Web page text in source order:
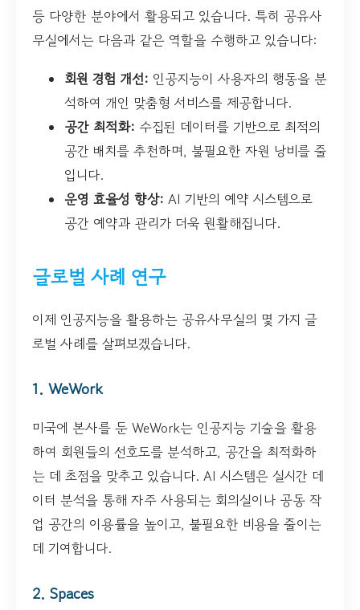
등 다양한 분야에서 활용되고 있습니다. 특히 공유사
무실에서는 다음과 같은 역할을 수행하고 있습니다:
회원 경험 개선: 인공지능이 사용자의 행동을 분
석하여 개인 맞춤형 서비스를 제공합니다.
공간 최적화: 수집된 데이터를 기반으로 최적의
공간 배치를 추천하며, 불필요한 자원 낭비를 줄
입니다.
운영 효율성 향상: AI 기반의 예약 시스템으로
공간 예약과 관리가 더욱 원활해집니다.
글로벌 사례 연구
이제 인공지능을 활용하는 공유사무실의 몇 가지 글
로벌 사례를 살펴보겠습니다.
1. WeWork
미국에 본사를 둔 WeWork는 인공지능 기술을 활용
하여 회원들의 선호도를 분석하고, 공간을 최적화하
는 데 초점을 맞추고 있습니다. AI 시스템은 실시간 데
이터 분석을 통해 자주 사용되는 회의실이나 공동 작
업 공간의 이용률을 높이고, 불필요한 비용을 줄이는
데 기여합니다.
2. Spaces